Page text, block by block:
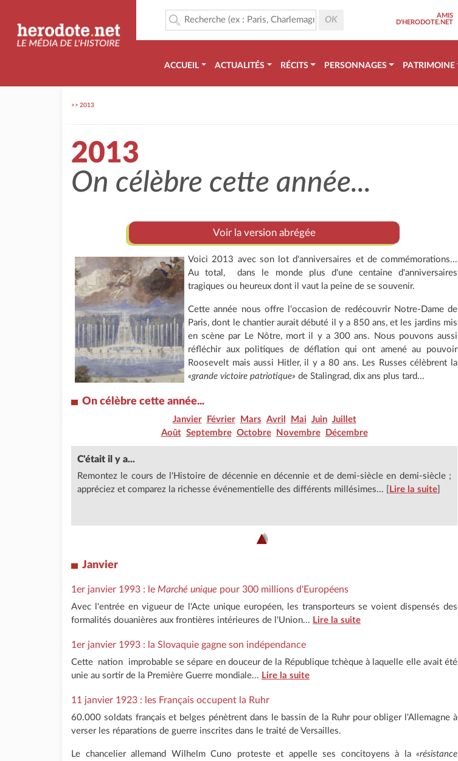
AMIS
D'HERODOTE.NET
ACCUEIL ACTUALITÉS RÉCITS PERSONNAGES PATRIMOINE
>> 2013
2013
On célèbre cette année...
Voir la version abrégée
Voici 2013 avec son lot d'anniversaires et de commémorations...
Au total, dans le monde plus d'une centaine d'anniversaires
tragiques ou heureux dont il vaut la peine de se souvenir.
Cette année nous offre l'occasion de redécouvrir Notre-Dame de
Paris, dont le chantier aurait débuté il y a 850 ans, et les jardins mis
en scène par Le Nôtre, mort il y a 300 ans. Nous pouvons aussi
réfléchir aux politiques de déflation qui ont amené au pouvoir
Roosevelt mais aussi Hitler, il y a 80 ans. Les Russes célèbrent la
«grande victoire patriotique» de Stalingrad, dix ans plus tard...
On célèbre cette année...
Janvier Février Mars Avril Mai Juin Juillet
Août Septembre Octobre Novembre Décembre
C'était il y a...
Remontez le cours de l'Histoire de décennie en décennie et de demi-siècle en demi-siècle ;
appréciez et comparez la richesse événementielle des différents millésimes... [
Lire la suite
Janvier
1er janvier 1993 : le Marché unique pour 300 millions d'Européens
Avec l'entrée en vigueur de l'Acte unique européen, les transporteurs se voient dispensés des
formalités douanières aux frontières intérieures de l'Union... Lire la suite
1er janvier 1993 : la Slovaquie gagne son indépendance
Cette nation improbable se sépare en douceur de la République tchèque à laquelle elle avait été
unie au sortir de la Première Guerre mondiale... Lire la suite
11 janvier 1923 : les Français occupent la Ruhr
60.000 soldats français et belges pénètrent dans le bassin de la Ruhr pour obliger l'Allemagne à
verser les réparations de guerre inscrites dans le traité de Versailles.
Le chancelier allemand Wilhelm Cuno proteste et appelle ses concitoyens à la «résistance